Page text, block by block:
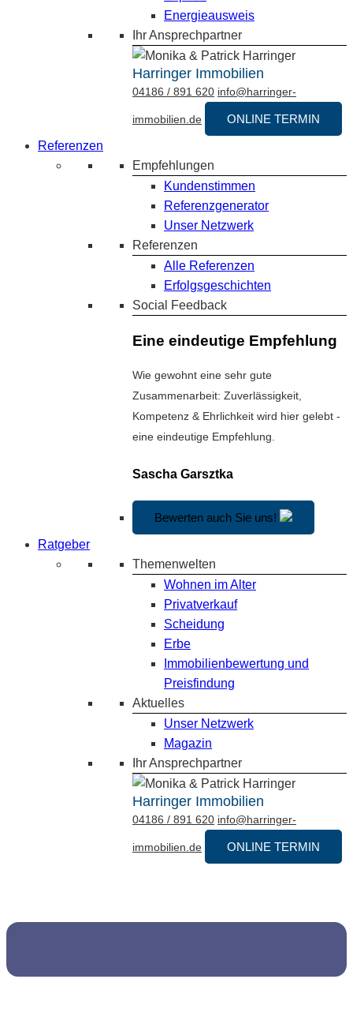
Energieausweis
Ihr Ansprechpartner
Harringer Immobilien
04186 / 891 620 info@harringer-
immobilien.de
ONLINE TERMIN
Referenzen
Empfehlungen
Kundenstimmen
Referenzgenerator
Unser Netzwerk
Referenzen
Alle Referenzen
Erfolgsgeschichten
Social Feedback
Eine eindeutige Empfehlung
Wie gewohnt eine sehr gute
Zusammenarbeit: Zuverlässigkeit,
Kompetenz & Ehrlichkeit wird hier gelebt -
eine eindeutige Empfehlung.
Sascha Garsztka
Bewerten auch Sie uns!
Ratgeber
Themenwelten
Wohnen im Alter
Privatverkauf
Scheidung
Erbe
Immobilienbewertung und
Preisfindung
Aktuelles
Unser Netzwerk
Magazin
Ihr Ansprechpartner
Harringer Immobilien
04186 / 891 620 info@harringer-
immobilien.de ONLINE TERMIN